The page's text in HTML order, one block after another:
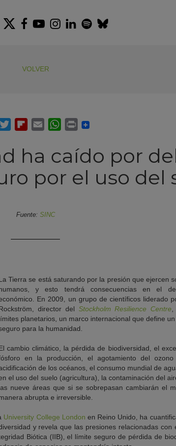
Twitter
Facebook
Youtube
Instagram
LinkedIn
Spotify
Bluesky
VOLVER
ha caído por
por el uso del
Fuente: SINC
Tierra se está saturando por la presión que ejercen
y esto tendrá consecuencias en el
En 2009, un grupo de científicos liderado
director del Stockholm Resilience Centre
planetarios, un marco internacional que define
para la humanidad.
cambio climático, la pérdida de biodiversidad, el
en la producción, el agotamiento del ozono
de los océanos, el consumo mundial de
el uso del suelo (agricultura), la contaminación del
nueve áreas que si se sobrepasan cambiarán el
abrupta e irreversible.
University College London en Reino Unido, ha
y revela que las presiones relacionadas con
Biótica (IIB), el límite seguro de pérdida de